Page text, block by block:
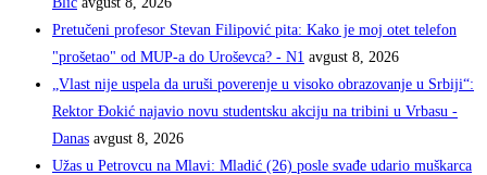
Pretučeni profesor Stevan Filipović pita: Kako je moj otet telefon
"prošetao" od MUP-a do Uroševca? - N1 avgust 8, 2026
„Vlast nije uspela da uruši poverenje u visoko obrazovanje u Srbiji“:
Rektor Đokić najavio novu studentsku akciju na tribini u Vrbasu -
Danas avgust 8, 2026
Užas u Petrovcu na Mlavi: Mladić (26) posle svađe udario muškarca